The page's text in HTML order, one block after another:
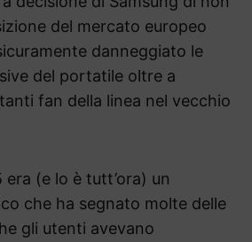
del mercato europeo
danneggiato le
del portatile oltre a
fan della linea nel vecchio
(e lo è tutt’ora) un
che ha segnato molte delle
gli utenti avevano